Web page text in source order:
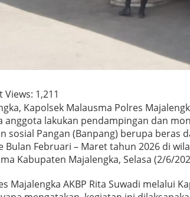
Views: 1,211
Kapolsek Malausma Polres
anggota lakukan pendampingan dan
sosial Pangan (Banpang) berupa beras
Bulan Februari – Maret tahun 2026 di
Kabupaten Majalengka, Selasa (2/6/
Majalengka AKBP Rita Suwadi melalui